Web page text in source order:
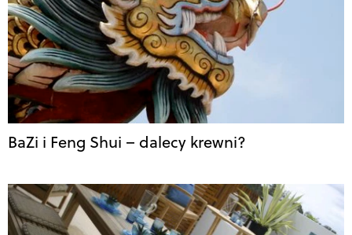
BaZi i Feng Shui – dalecy krewni?